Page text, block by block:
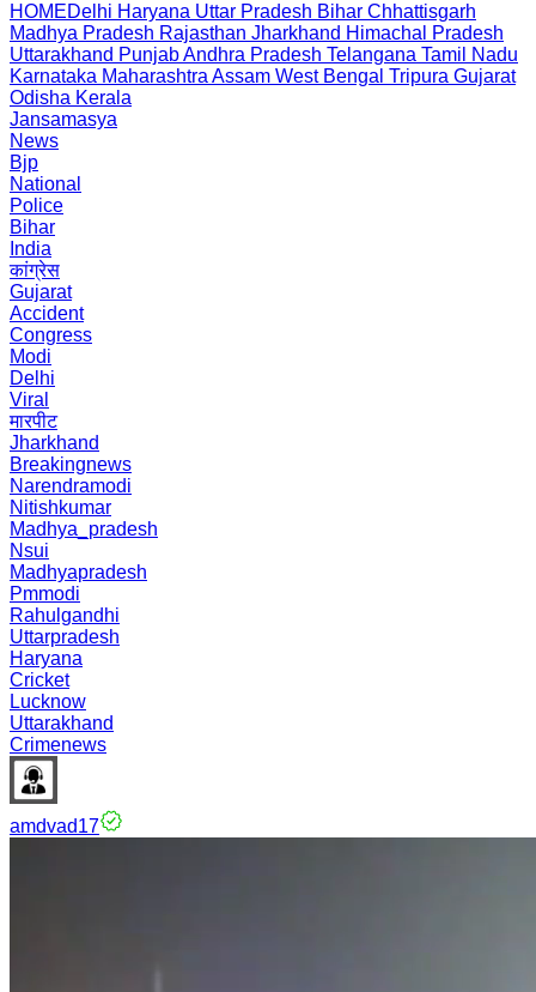
HOMEDelhi Haryana Uttar Pradesh Bihar Chhattisgarh
Madhya Pradesh Rajasthan Jharkhand Himachal Pradesh
Uttarakhand PunjabAndhra Pradesh Telangana Tamil Nadu
Karnataka Maharashtra Assam West Bengal Tripura Gujarat
Odisha Kerala
Jansamasya
News
Bjp
National
Police
Bihar
India
कांग्रेस
Gujarat
Accident
Congress
Modi
Delhi
Viral
मारपीट
Jharkhand
Breakingnews
Narendramodi
Nitishkumar
Madhya_pradesh
Nsui
Madhyapradesh
Pmmodi
Rahulgandhi
Uttarpradesh
Haryana
Cricket
Lucknow
Uttarakhand
Crimenews
amdvad17